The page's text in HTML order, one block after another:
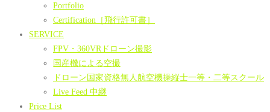
Portfolio
Certification［飛行許可書］
SERVICE
FPV・360VRドローン撮影
国産機による空撮
ドローン国家資格無人航空機操縦士一等・二等スクール
Live Feed 中継
Price List